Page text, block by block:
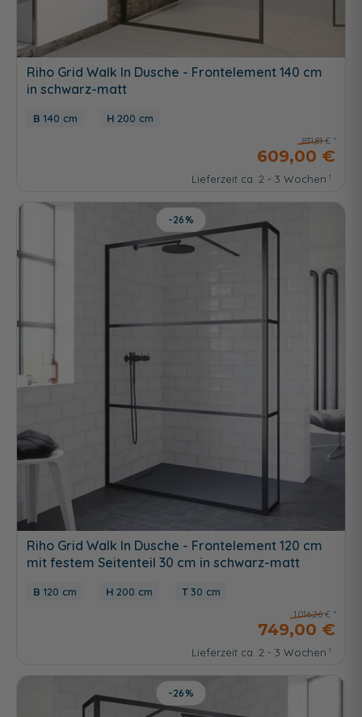
Riho Grid Walk In Dusche - Frontelement 140 cm
in schwarz-matt
140 cm 200 cm
831,81 €
609,00 €
Lieferzeit ca. 2 - 3 Wochen
-26%
Riho Grid Walk In Dusche - Frontelement 120 cm
mit festem Seitenteil 30 cm in schwarz-matt
120 cm 200 cm 30 cm
1.016,26 €
749,00 €
Lieferzeit ca. 2 - 3 Wochen
-26%